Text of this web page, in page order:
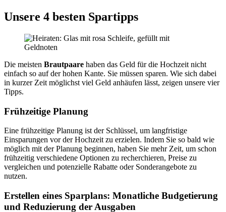
Unsere 4 besten Spartipps
Die meisten Brautpaare haben das Geld für die Hochzeit nicht
einfach so auf der hohen Kante. Sie müssen sparen. Wie sich dabei
in kurzer Zeit möglichst viel Geld anhäufen lässt, zeigen unsere vier
Tipps.
Frühzeitige Planung
Eine frühzeitige Planung ist der Schlüssel, um langfristige
Einsparungen vor der Hochzeit zu erzielen. Indem Sie so bald wie
möglich mit der Planung beginnen, haben Sie mehr Zeit, um schon
frühzeitig verschiedene Optionen zu recherchieren, Preise zu
vergleichen und potenzielle Rabatte oder Sonderangebote zu
nutzen.
Erstellen eines Sparplans: Monatliche Budgetierung
und Reduzierung der Ausgaben